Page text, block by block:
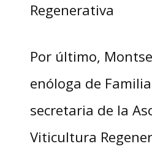
Regenerativa
Por último,
enóloga de
secretaria de la
Viticultura